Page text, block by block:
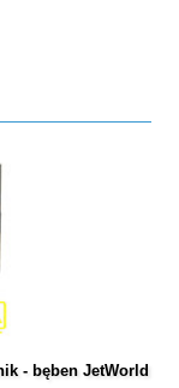
- bęben JetWorld